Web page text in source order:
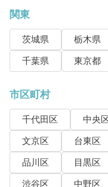
関東
茨城県 栃木県
千葉県
東京都
市区町村
千代田区 中央
文京区
台東区
品川区
目黒区
渋谷区
中野区